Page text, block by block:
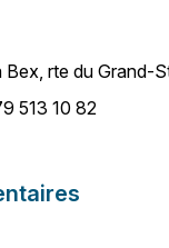
Bex, rte du Grand-
513 10 82